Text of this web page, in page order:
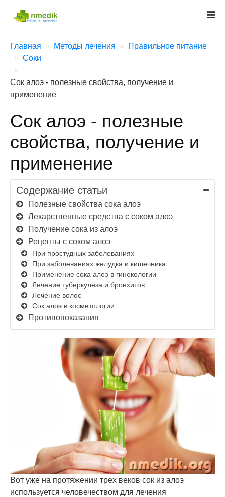
Главная Методы лечения
Правильное питание
Соки
Сок алоэ - полезные свойства, получение и
применение
Сок алоэ - полезные
свойства, получение и
применение
Содержание статьи
Полезные свойства сока алоэ
Лекарственные средства с соком алоэ
Получение сока из алоэ
Рецепты с соком алоэ
При простудных заболеваниях
При заболеваниях желудка и кишечника
Применение сока алоэ в гинекологии
Лечение туберкулеза и бронхитов
Лечение волос
Сок алоэ в косметологии
Противопоказания
Вот уже на протяжении трех веков сок из алоэ
используется человечеством для лечения